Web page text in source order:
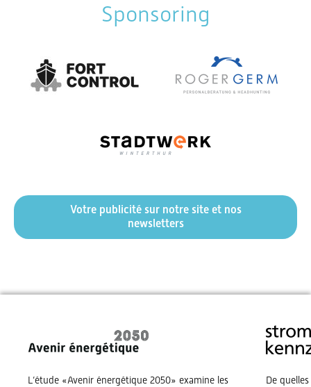
Sponsoring
Votre publicité sur notre site et nos
newsletters
L’étude «Avenir énergétique 2050» examine les
De